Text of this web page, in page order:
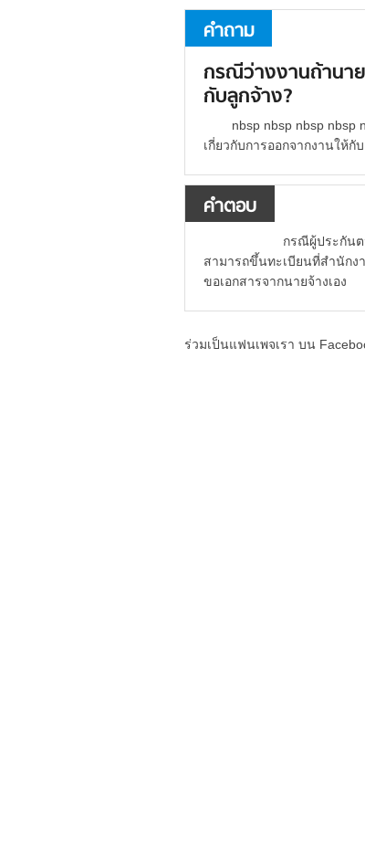
คำถาม
กรณีว่างงานถ้านาย
กับลูกจ้าง?
nbsp nbsp nbsp nbsp
เกี่ยวกับการออกจากงานให้
คำตอบ
กรณีผู้ประกันตนไม่มี
สามารถขึ้นทะเบียนที่สำนักง
ขอเอกสารจากนายจ้างเอง
ร่วมเป็นแฟนเพจเรา บน